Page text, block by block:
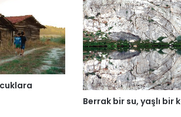
Berrak bir su, yaşlı bir